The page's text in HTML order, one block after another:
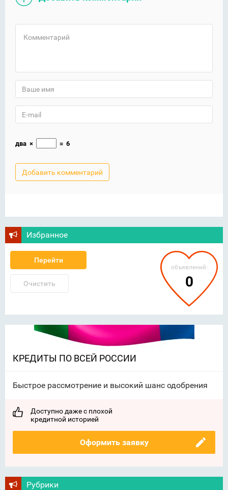
два × = 6
Избранное
Перейти
Очистить
объявлений:
0
КРЕДИТЫ ПО ВСЕЙ РОССИИ
Быстрое рассмотрение и высокий шанс одобрения
Доступно даже с плохой
кредитной историей
Оформить заявку
Рубрики